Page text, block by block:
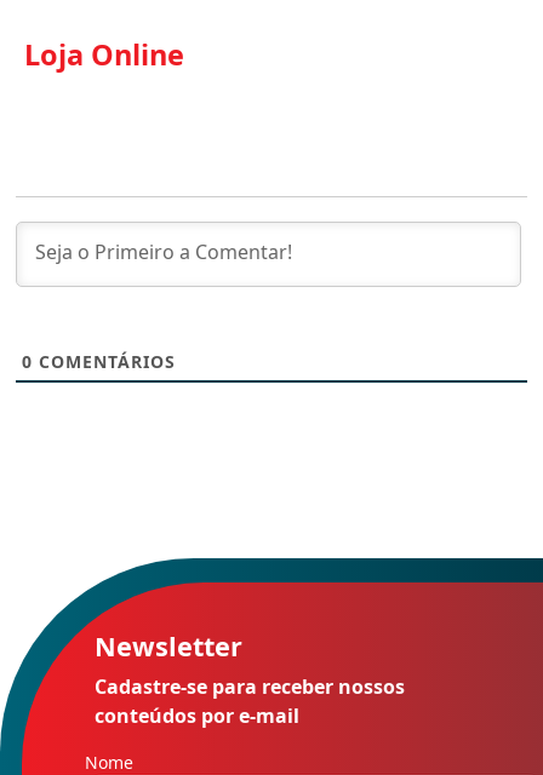
Loja Online
0 COMENTÁRIOS
Newsletter
Cadastre-se para receber nossos
conteúdos por e-mail
Nome